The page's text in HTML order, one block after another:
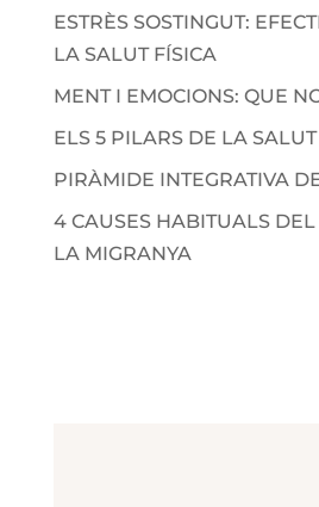
ESTRÈS SOSTINGUT:
LA SALUT FÍSICA
MENT I EMOCIONS: QUE
ELS 5 PILARS DE LA
PIRÀMIDE INTEGRATIVA
4 CAUSES HABITUALS
LA MIGRANYA